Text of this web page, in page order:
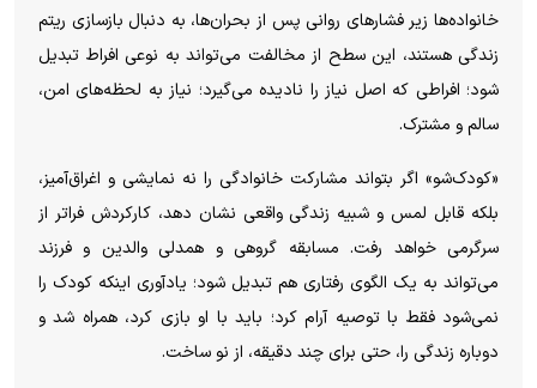
خانواده‌ها زیر فشار‌های روانی پس از بحران‌ها، به دنبال بازسازی ریتم
زندگی هستند، این سطح از مخالفت می‌تواند به نوعی افراط تبدیل
شود؛ افراطی که اصل نیاز را نادیده می‌گیرد؛ نیاز به لحظه‌های امن،
سالم و مشترک.
«کودک‌شو» اگر بتواند مشارکت خانوادگی را نه نمایشی و اغراق‌آمیز،
بلکه قابل لمس و شبیه زندگی واقعی نشان دهد، کارکردش فراتر از
سرگرمی خواهد رفت. مسابقه گروهی و همدلی والدین و فرزند
می‌تواند به یک الگوی رفتاری هم تبدیل شود؛ یادآوری اینکه کودک را
نمی‌شود فقط با توصیه آرام کرد؛ باید با او بازی کرد، همراه شد و
دوباره زندگی را، حتی برای چند دقیقه، از نو ساخت.